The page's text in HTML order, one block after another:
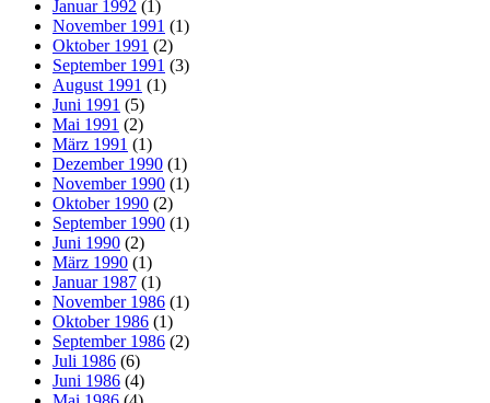
Januar 1992 (1)
November 1991 (1)
Oktober 1991 (2)
September 1991 (3)
August 1991 (1)
Juni 1991 (5)
Mai 1991 (2)
März 1991 (1)
Dezember 1990 (1)
November 1990 (1)
Oktober 1990 (2)
September 1990 (1)
Juni 1990 (2)
März 1990 (1)
Januar 1987 (1)
November 1986 (1)
Oktober 1986 (1)
September 1986 (2)
Juli 1986 (6)
Juni 1986 (4)